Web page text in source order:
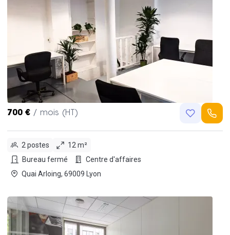
700 € / mois (HT)
2 postes
12 m²
Bureau fermé
Centre d'affaires
Quai Arloing, 69009 Lyon